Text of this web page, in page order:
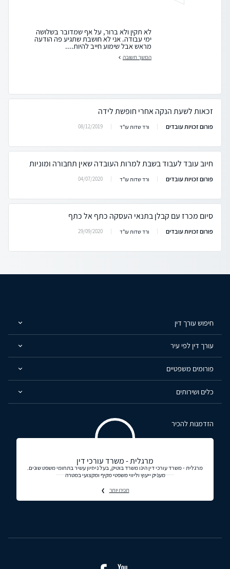
לא תקין ולא ברור, על אף שמדובר בשלושה
ימי עבודה. אני לא חושבת שתגיע פה הודעה
מראש אבל שימוע חייב להיות....
המשך תשובה
זכאות לשעת הנקה אחרי חופשת לידה
פורום זכויות עובדים ורד שדות עו"ד 08/12/2019
חיוב עובד לעבוד בשבת למרות העובדה שאין תחבורה ומוניות
פורום זכויות עובדים ורד שדות עו"ד 04/07/2020
סיום מכרז עם קבלן בתנאי העסקה כתף אל כתף
פורום זכויות עובדים ורד שדות עו"ד 29/09/2020
חיפוש עורך דין
עורך דין לפי עיר
פורומים משפטיים
כלים ושירותים
הזדמנות להכיר
מרגלית - משרד עורכי דין
מרגלית - משרד עורכי דין הינו משרד בוטיק, בעל ניסיון עשיר בתחומי משפט שונים.
מעניק ייעוץ וליווי משפטי מקיף ומקצועי במטרה
תכירו יותר